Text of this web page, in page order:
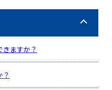
ますか？
？